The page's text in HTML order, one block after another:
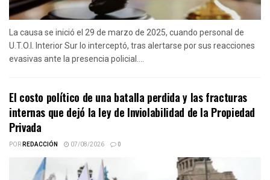
La causa se inició el 29 de marzo de 2025, cuando personal de
U.T.O.I. Interior Sur lo interceptó, tras alertarse por sus reacciones
evasivas ante la presencia policial....
El costo político de una batalla perdida y las fracturas
internas que dejó la ley de Inviolabilidad de la Propiedad
Privada
PORREDACCIÓN 07/08/2026 0